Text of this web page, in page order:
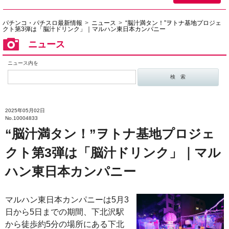
パチンコ・パチスロ最新情報 ニュース
“脳汁満タン！”ヲトナ基地プロジェ
クト第3弾は「脳汁ドリンク」｜マルハン東日本カンパニー
ニュース
ニュース内を
2025年05月02日
No.10004833
“脳汁満タン！”ヲトナ基地プロジェ
クト第3弾は「脳汁ドリンク」｜マル
ハン東日本カンパニー
マルハン東日本カンパニーは5月3
日から5日までの期間、下北沢駅
から徒歩約5分の場所にある下北